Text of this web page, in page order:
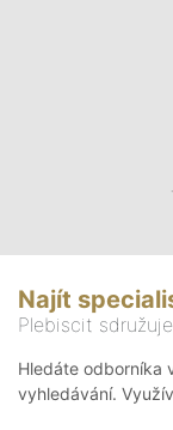
Najít
Plebiscit
Hledáte odborníka
vyhledávání.